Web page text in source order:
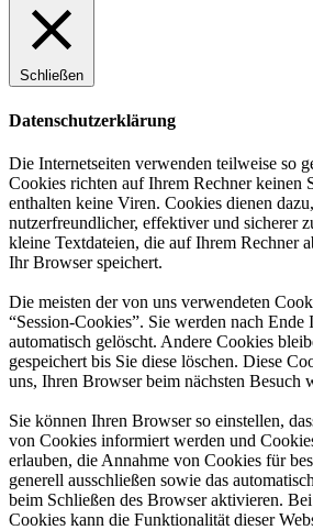
Schließen
Datenschutzerklärung
Die Internetseiten verwenden teilweise so
Cookies richten auf Ihrem Rechner keinen
enthalten keine Viren. Cookies dienen
nutzerfreundlicher, effektiver und sicherer
kleine Textdateien, die auf Ihrem Rechner
Ihr Browser speichert.
Die meisten der von uns verwendeten
“Session-Cookies”. Sie werden nach Ende
automatisch gelöscht. Andere Cookies
gespeichert bis Sie diese löschen. Diese
uns, Ihren Browser beim nächsten Besuch
Sie können Ihren Browser so einstellen,
von Cookies informiert werden und
erlauben, die Annahme von Cookies für
generell ausschließen sowie das
beim Schließen des Browser aktivieren.
Cookies kann die Funktionalität dieser